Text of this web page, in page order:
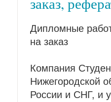
Дипломные
на заказ
Компания
Нижегородской
России и СНГ, и